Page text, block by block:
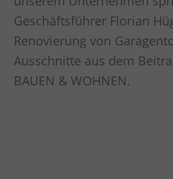
Geschäftsführer Florian
Renovierung von
Ausschnitte aus dem
BAUEN & WOHNEN.